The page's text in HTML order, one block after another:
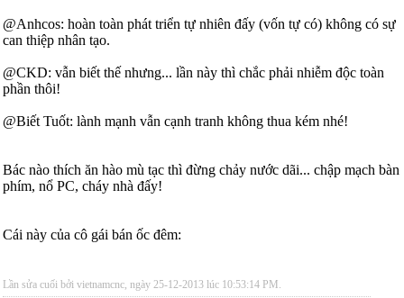
@Anhcos: hoàn toàn phát triển tự nhiên đấy (vốn tự có) không có sự
can thiệp nhân tạo.
@CKD: vẫn biết thế nhưng... lần này thì chắc phải nhiễm độc toàn
phần thôi!
@Biết Tuốt: lành mạnh vẫn cạnh tranh không thua kém nhé!
Bác nào thích ăn hào mù tạc thì đừng chảy nước dãi... chập mạch bàn
phím, nổ PC, cháy nhà đấy!
Cái này của cô gái bán ốc đêm:
Lần sửa cuối bởi vietnamcnc, ngày 25-12-2013 lúc 10:53:14 PM .